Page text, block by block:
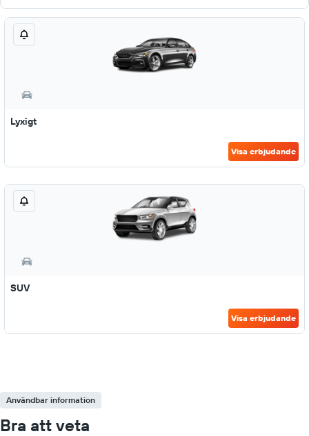
Lyxigt
Visa erbjudande
SUV
Visa erbjudande
Användbar information
Bra att veta